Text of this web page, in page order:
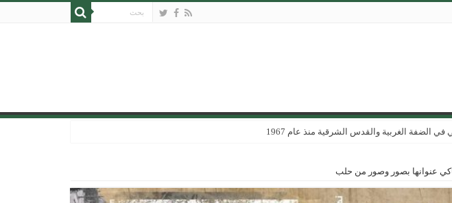
الضفة الغربية والقدس الشرقية منذ عام 1967
عنوانها بصور وصور من حلب